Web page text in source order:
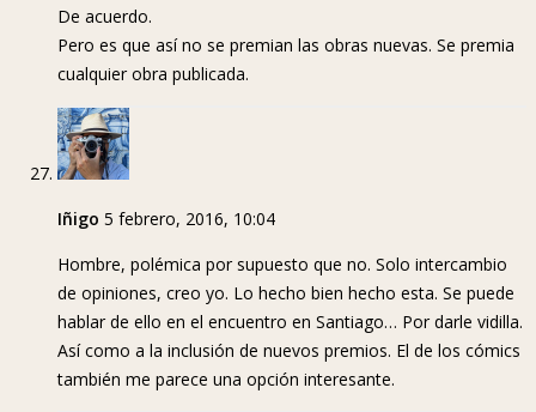
De acuerdo.
Pero es que así no se premian las obras nuevas. Se premia
cualquier obra publicada.
Iñigo 5 febrero, 2016, 10:04
Hombre, polémica por supuesto que no. Solo intercambio
de opiniones, creo yo. Lo hecho bien hecho esta. Se puede
hablar de ello en el encuentro en Santiago… Por darle vidilla.
Así como a la inclusión de nuevos premios. El de los cómics
también me parece una opción interesante.